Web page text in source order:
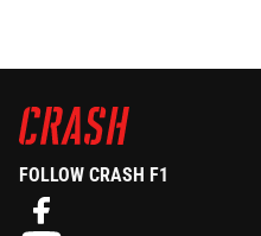
FOLLOW CRASH F1